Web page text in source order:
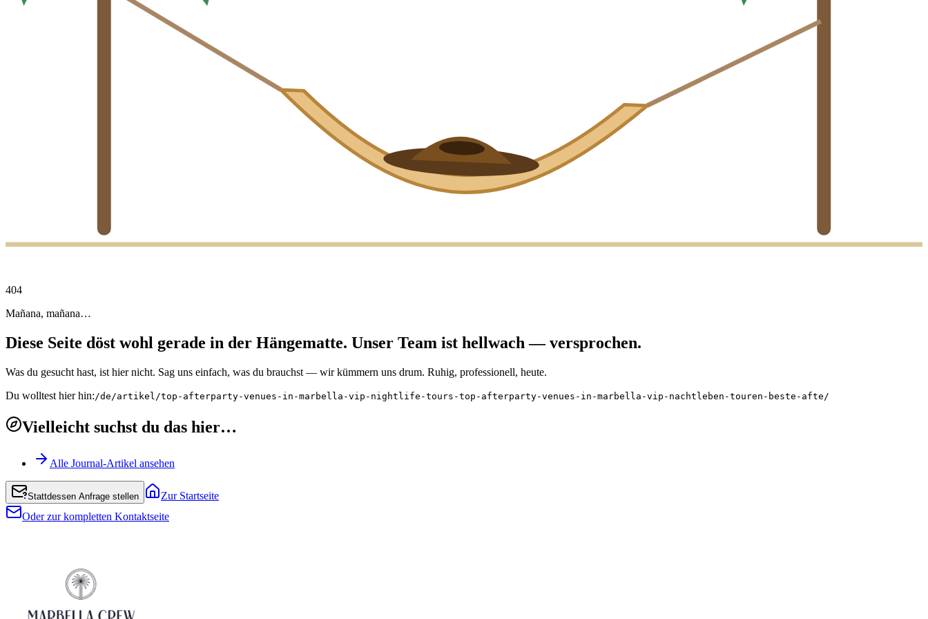
404
Mañana, mañana…
Diese Seite döst wohl gerade in der Hängematte. Unser Team ist hellwach — versprochen.
Was du gesucht hast, ist hier nicht. Sag uns einfach, was du brauchst — wir kümmern uns drum. Ruhig, professionell, heute.
Du wolltest hier hin: /de/artikel/top-afterparty-venues-in-marbella-vip-nightlife-tours-top-afterparty-venues-in-marbella-vip-nachtleben-touren-beste-afte/
Vielleicht suchst du das hier…
Alle Journal-Artikel ansehen
Stattdessen Anfrage stellen
Zur Startseite
Oder zur kompletten Kontaktseite